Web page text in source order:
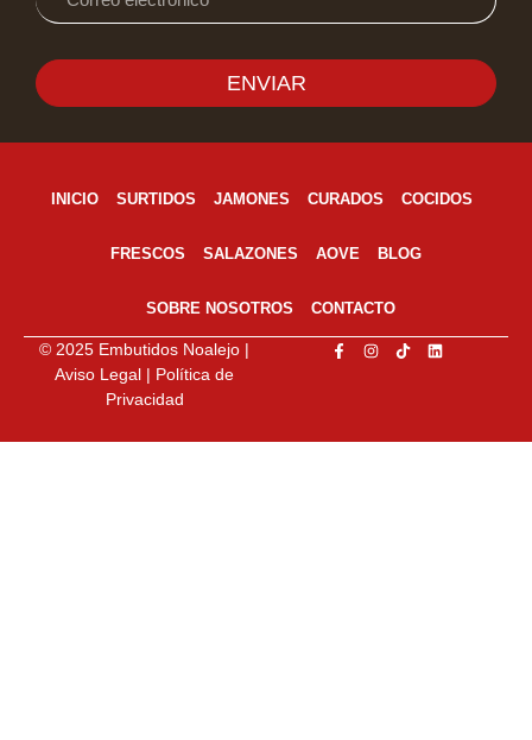
ENVIAR
INICIO SURTIDOS JAMONES CURADOS COCIDOS
FRESCOS SALAZONES AOVE BLOG
SOBRE NOSOTROS CONTACTO
© 2025 Embutidos Noalejo |
Aviso Legal | Política de
Privacidad